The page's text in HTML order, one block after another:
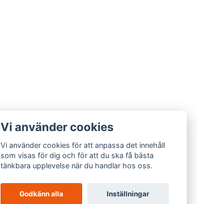
Vi använder cookies
Vi använder cookies för att anpassa det innehåll
som visas för dig och för att du ska få bästa
tänkbara upplevelse när du handlar hos oss.
Godkänn alla Inställningar